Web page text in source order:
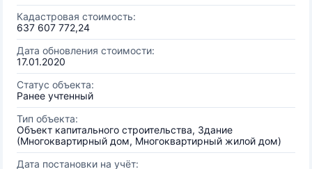
Кадастровая стоимость:
637 607 772,24
Дата обновления стоимости:
17.01.2020
Статус объекта:
Ранее учтенный
Тип объекта:
Объект капитального строительства, Здание
(Многоквартирный дом, Многоквартирный жилой дом)
Дата постановки на учёт: